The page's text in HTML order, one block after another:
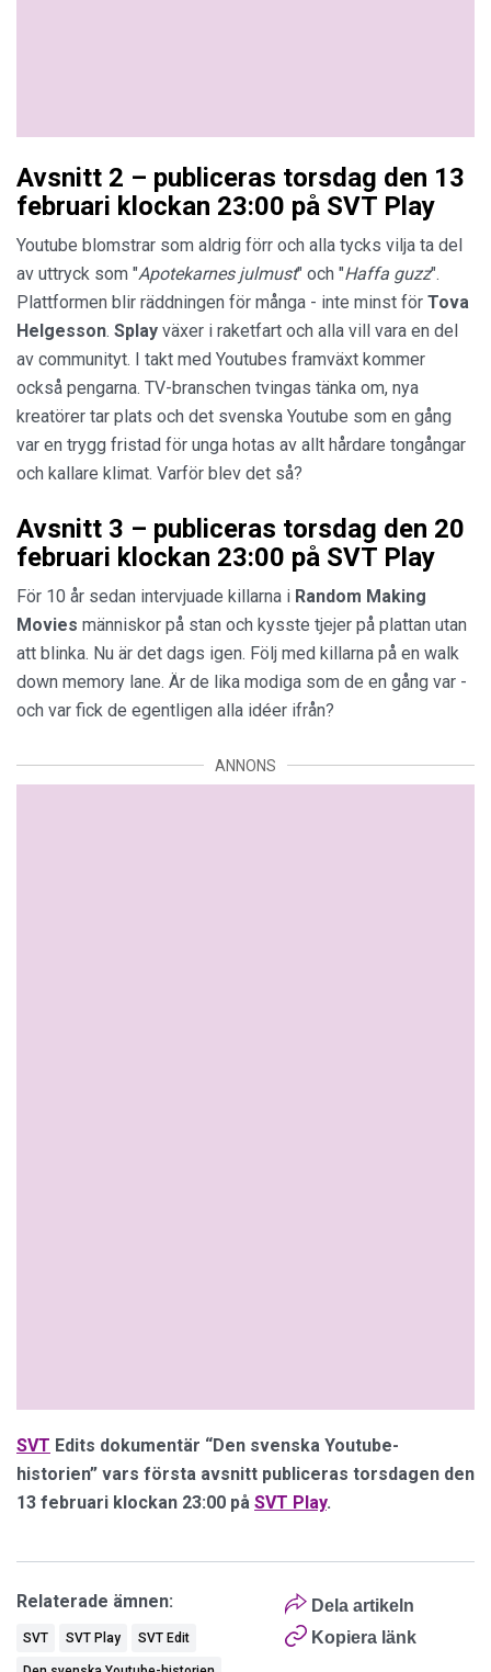
Avsnitt 2 – publiceras torsdag den 13
februari klockan 23:00 på SVT Play
Youtube blomstrar som aldrig förr och alla tycks vilja ta del
av uttryck som "Apotekarnes julmust" och "Haffa guzz".
Plattformen blir räddningen för många - inte minst för Tova
Helgesson. Splay växer i raketfart och alla vill vara en del
av communityt. I takt med Youtubes framväxt kommer
också pengarna. TV-branschen tvingas tänka om, nya
kreatörer tar plats och det svenska Youtube som en gång
var en trygg fristad för unga hotas av allt hårdare tongångar
och kallare klimat. Varför blev det så?
Avsnitt 3 – publiceras torsdag den 20
februari klockan 23:00 på SVT Play
För 10 år sedan intervjuade killarna i Random Making
Movies människor på stan och kysste tjejer på plattan utan
att blinka. Nu är det dags igen. Följ med killarna på en walk
down memory lane. Är de lika modiga som de en gång var -
och var fick de egentligen alla idéer ifrån?
ANNONS
SVT Edits dokumentär “Den svenska Youtube-
historien” vars första avsnitt publiceras torsdagen den
13 februari klockan 23:00 på SVT Play.
Dela artikeln
Kopiera länk
Relaterade ämnen:
SVT SVT Play SVT Edit